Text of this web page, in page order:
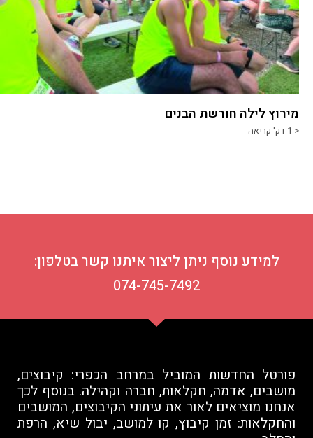
מירוץ לילה חורשת הבנים
< 1 דק' קריאה
למידע נוסף ניתן ליצור איתנו קשר בטלפון:
074-745-7492
פורטל החדשות המוביל במרחב הכפרי: קיבוצים,
מושבים, אדמה, חקלאות, חברה וקהילה. בנוסף לכך
אנחנו מוציאים לאור את עיתוני הקיבוצים, המושבים
והחקלאות: זמן קיבוץ, קו למושב, יבול שיא, הרפת